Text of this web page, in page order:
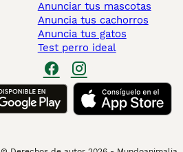
Anunciar tus mascotas
Anuncia tus cachorros
Anuncia tus gatos
Test perro ideal